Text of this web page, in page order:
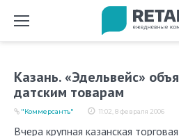
Казань. «Эдельвейс»
датским товарам
11:02, 8 февраля 2006
"Коммерсантъ"
Вчера крупная казанская торговая сеть «Эдельвейс»